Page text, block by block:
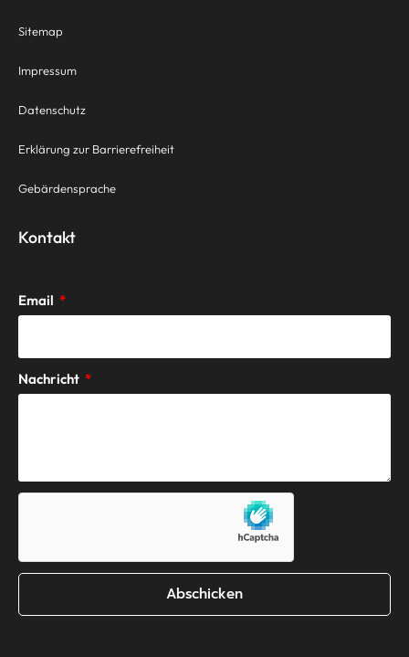
Sitemap
Impressum
Datenschutz
Erklärung zur Barrierefreiheit
Gebärdensprache
Kontakt
Email
Nachricht
Abschicken